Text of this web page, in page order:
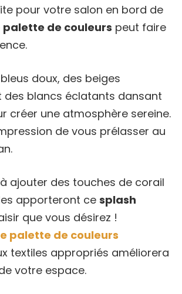
pour votre salon en bord de
palette de couleurs peut faire
doux, des beiges
des blancs éclatants dansant
créer une atmosphère sereine.
de vous prélasser au
à ajouter des touches de corail
apporteront ce splash
que vous désirez !
palette de couleurs
textiles appropriés améliorera
votre espace.